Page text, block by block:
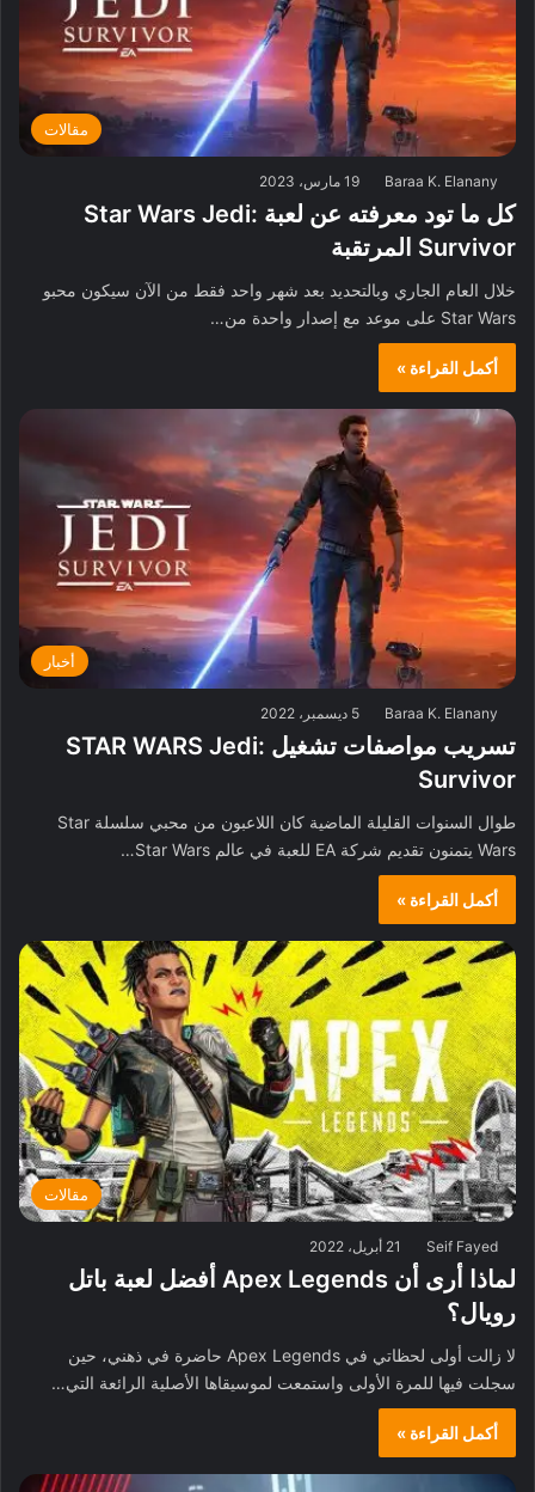
مقالات
Baraa K. Elanany 19 مارس، 2023
كل ما تود معرفته عن لعبة Star Wars Jedi:
Survivor المرتقبة
خلال العام الجاري وبالتحديد بعد شهر واحد فقط من الآن سيكون محبو
Star Wars على موعد مع إصدار واحدة من…
أكمل القراءة »
أخبار
Baraa K. Elanany 5 ديسمبر، 2022
تسريب مواصفات تشغيل STAR WARS Jedi:
Survivor
طوال السنوات القليلة الماضية كان اللاعبون من محبي سلسلة Star
Wars يتمنون تقديم شركة EA للعبة في عالم Star Wars…
أكمل القراءة »
مقالات
Seif Fayed 21 أبريل، 2022
لماذا أرى أن Apex Legends أفضل لعبة باتل
رويال؟
لا زالت أولى لحظاتي في Apex Legends حاضرة في ذهني، حين
سجلت فيها للمرة الأولى واستمعت لموسيقاها الأصلية الرائعة التي…
أكمل القراءة »